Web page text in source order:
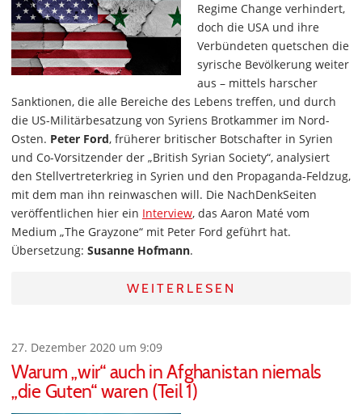
Regime Change verhindert,
doch die USA und ihre
Verbündeten quetschen die
syrische Bevölkerung weiter
aus – mittels harscher
Sanktionen, die alle Bereiche des Lebens treffen, und durch
die US-Militärbesatzung von Syriens Brotkammer im Nord-
Osten. Peter Ford, früherer britischer Botschafter in Syrien
und Co-Vorsitzender der „British Syrian Society“, analysiert
den Stellvertreterkrieg in Syrien und den Propaganda-Feldzug,
mit dem man ihn reinwaschen will. Die NachDenkSeiten
veröffentlichen hier ein Interview, das Aaron Maté vom
Medium „The Grayzone“ mit Peter Ford geführt hat.
Übersetzung: Susanne Hofmann.
WEITERLESEN
27. Dezember 2020 um 9:09
Warum „wir“ auch in Afghanistan niemals
„die Guten“ waren (Teil 1)